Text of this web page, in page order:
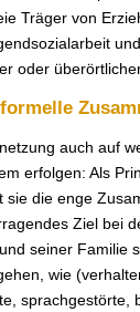
Träger von
oder
auch auf
erfolgen: Als
sie die enge
Ziel bei
und seiner Familie
wie
sprachgestörte,